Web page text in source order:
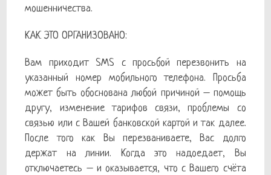
мошенничества.
КАК ЭТО ОРГАНИЗОВАНО:
Вам приходит SMS с просьбой перезвонить на
указанный номер мобильного телефона. Просьба
может быть обоснована любой причиной – помощь
другу, изменение тарифов связи, проблемы со
связью или с Вашей банковской картой и так далее.
После того как Вы перезваниваете, Вас долго
держат на линии. Когда это надоедает, Вы
отключаетесь – и оказывается, что с Вашего счёта